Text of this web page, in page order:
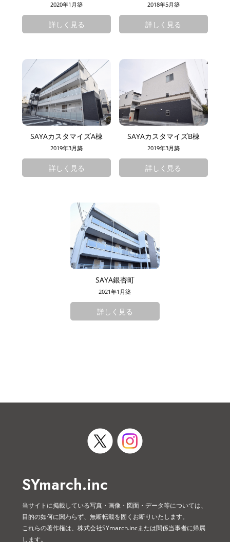
2020年1月築
詳しく見る
2018年5月築
詳しく見る
SAYAカスタマイズA棟
2019年3月築
詳しく見る
SAYAカスタマイズB棟
2019年3月築
詳しく見る
SAYA銀杏町
2021年1月築
詳しく見る
SYmarch.inc
当サイトに掲載している写真・画像・図面・データ等については、
目的の如何に関わらず、無断転載を固くお断りいたします。
これらの著作権は、株式会社SYmarch.incまたは関係当事者に帰属
します。